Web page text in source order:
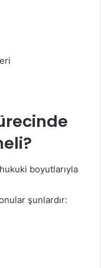
boyutlarıyla
şunlardır: